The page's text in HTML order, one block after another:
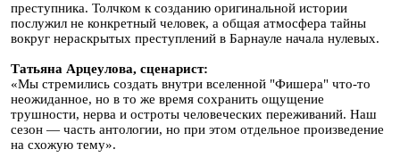
преступника. Толчком к созданию оригинальной истории
послужил не конкретный человек, а общая атмосфера тайны
вокруг нераскрытых преступлений в Барнауле начала нулевых.
Татьяна Арцеулова, сценарист:
«Мы стремились создать внутри вселенной "Фишера" что-то
неожиданное, но в то же время сохранить ощущение
трушности, нерва и остроты человеческих переживаний. Наш
сезон — часть антологии, но при этом отдельное произведение
на схожую тему».